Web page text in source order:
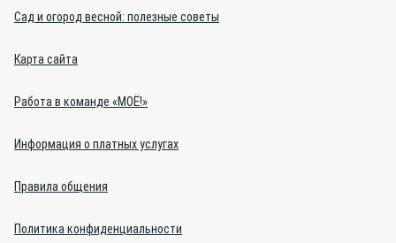
Сад и огород весной: полезные советы
Карта сайта
Работа в команде «МОЁ!»
Информация о платных услугах
Правила общения
Политика конфиденциальности